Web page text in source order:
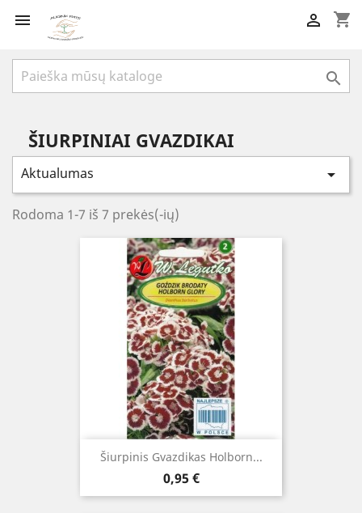
 shopping_cart


ŠIURPINIAI GVAZDIKAI
Aktualumas 
Rodoma 1-7 iš 7 prekės(-ių)
Šiurpinis Gvazdikas Holborn...
Kaina
0,95 €